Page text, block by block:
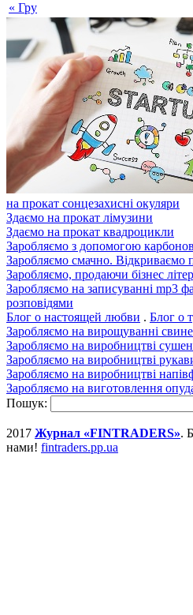
« Гру
на прокат сонцезахисні окуляри
Здаємо на прокат лімузини
Здаємо на прокат квадроцикли
Заробляємо з допомогою
Заробляємо смачно. Відкриваємо
Заробляємо, продаючи бізнес
Заробляємо на записуванні mp3
розповідями
Блог о настоящей любви . Блог о
Заробляємо на вирощуванні
Заробляємо на виробництві
Заробляємо на виробництві
Заробляємо на виробництві
Заробляємо на виготовлення
Пошук:
2017 Журнал «FINTRADERS».
нами! fintraders.pp.ua